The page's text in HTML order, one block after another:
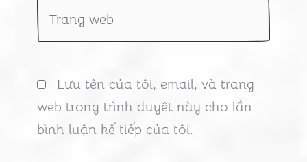
web
Lưu tên của tôi, email, và trang
web trong trình duyệt này cho lần
bình luận kế tiếp của tôi.